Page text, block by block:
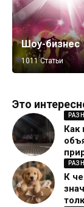
Шоу-бизнес
1011 Статьи
Это
Как
К